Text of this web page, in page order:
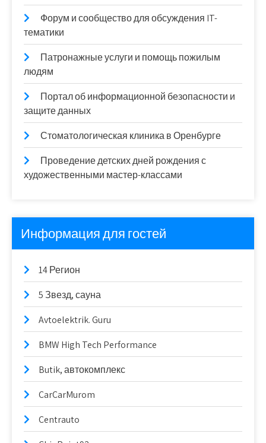
Форум и сообщество для обсуждения IT-
тематики
Патронажные услуги и помощь пожилым
людям
Портал об информационной безопасности и
защите данных
Стоматологическая клиника в Оренбурге
Проведение детских дней рождения с
художественными мастер-классами
Информация для гостей
14 Регион
5 Звезд, сауна
Avtoelektrik. Guru
BMW High Tech Performance
Butik, автокомплекс
CarCarMurom
Centrauto